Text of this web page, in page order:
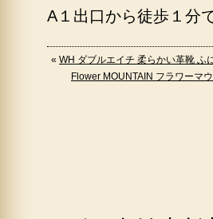
A１出口から徒歩１分
« WH ダブルエイチ 柔らかい革靴 ふ
Flower MOUNTAIN フラワーマ